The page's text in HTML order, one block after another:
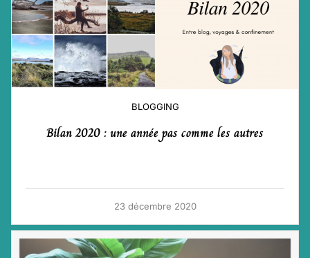
BLOGGING
Bilan 2020 : une année pas comme les autres
23 décembre 2020